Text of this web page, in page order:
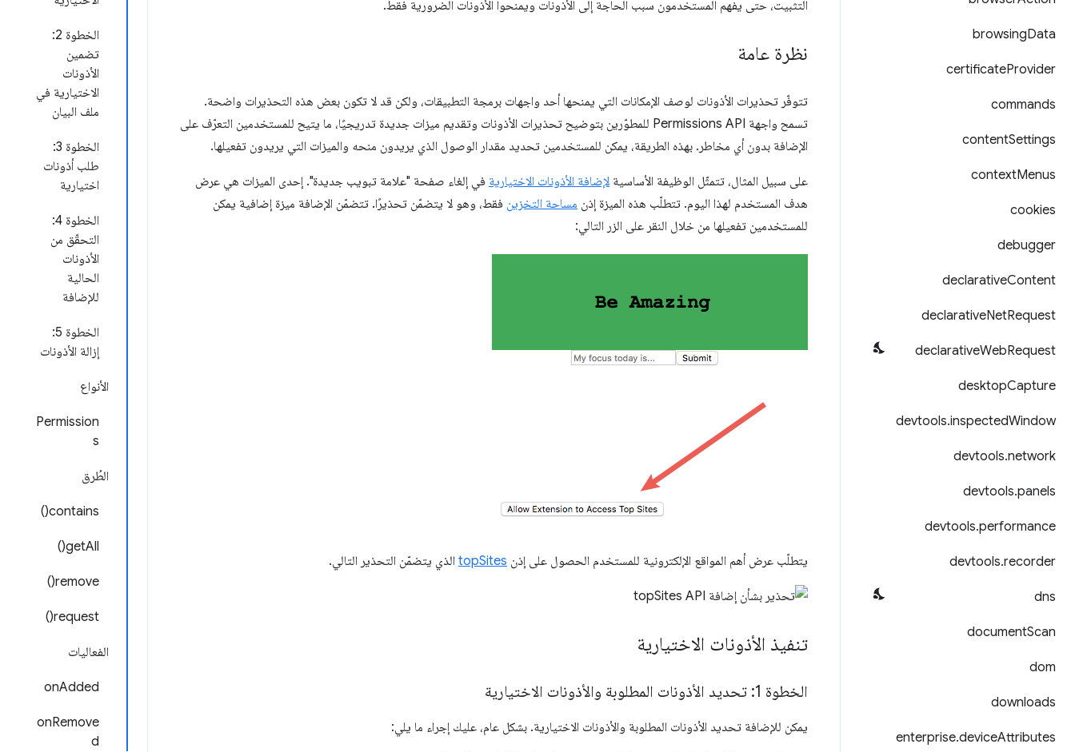
browsingData
certificateProvider
commands
contentSettings
contextMenus
cookies
debugger
declarativeContent
declarativeNetRequest
declarativeWebRequest
desktopCapture
devtools.inspectedWindow
devtools.network
devtools.panels
devtools.performance
devtools.recorder
dns
documentScan
dom
downloads
enterprise.deviceAttributes
الخطوة 2:
تضمين
الأذونات
الاختيارية في
ملف البيان
الخطوة 3:
طلب أذونات
اختيارية
الخطوة 4:
التحقّق من
الأذونات
الحالية
للإضافة
الخطوة 5:
إزالة الأذونات
الأنواع
Permission
s
الطُرق
contains()
getAll()
remove()
request()
الفعاليات
onAdded
onRemove
d
التثبيت، حتى يفهم المستخدمون سبب الحاجة إلى الأذونات ويمنحوا الأذونات الضرورية فقط.
نظرة عامة
تتوفّر تحذيرات الأذونات لوصف الإمكانات التي يمنحها أحد واجهات برمجة التطبيقات، ولكن قد لا تكون بعض هذه التحذيرات واضحة.
تسمح واجهة Permissions API للمطوّرين بتوضيح تحذيرات الأذونات وتقديم ميزات جديدة تدريجيًا، ما يتيح للمستخدمين التعرّف على
الإضافة بدون أي مخاطر. بهذه الطريقة، يمكن للمستخدمين تحديد مقدار الوصول الذي يريدون منحه والميزات التي يريدون تفعيلها.
على سبيل المثال، تتمثّل الوظيفة الأساسية لإضافة الأذونات الاختيارية في إلغاء صفحة "علامة تبويب جديدة". إحدى الميزات هي عرض
هدف المستخدم لهذا اليوم. تتطلّب هذه الميزة إذن مساحة التخزين فقط، وهو لا يتضمّن تحذيرًا. تتضمّن الإضافة ميزة إضافية يمكن
للمستخدمين تفعيلها من خلال النقر على الزر التالي:
يتطلّب عرض أهم المواقع الإلكترونية للمستخدم الحصول على إذن topSites الذي يتضمّن التحذير التالي.
تنفيذ الأذونات الاختيارية
الخطوة 1: تحديد الأذونات المطلوبة والأذونات الاختيارية
يمكن للإضافة تحديد الأذونات المطلوبة والأذونات الاختيارية. بشكل عام، عليك إجراء ما يلي: